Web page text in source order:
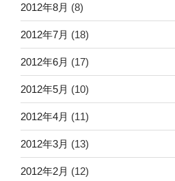
2012年8月 (8)
2012年7月 (18)
2012年6月 (17)
2012年5月 (10)
2012年4月 (11)
2012年3月 (13)
2012年2月 (12)